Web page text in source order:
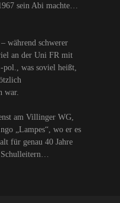
sein Abi machte…
während schwerer
an der Uni FR mit
pol., was soviel heißt,
war.
am Villinger WG,
„Lampes“, wo er es
für genau 40 Jahre